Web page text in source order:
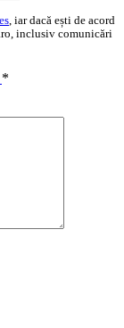
, iar dacă ești de acord
inclusiv comunicări
*